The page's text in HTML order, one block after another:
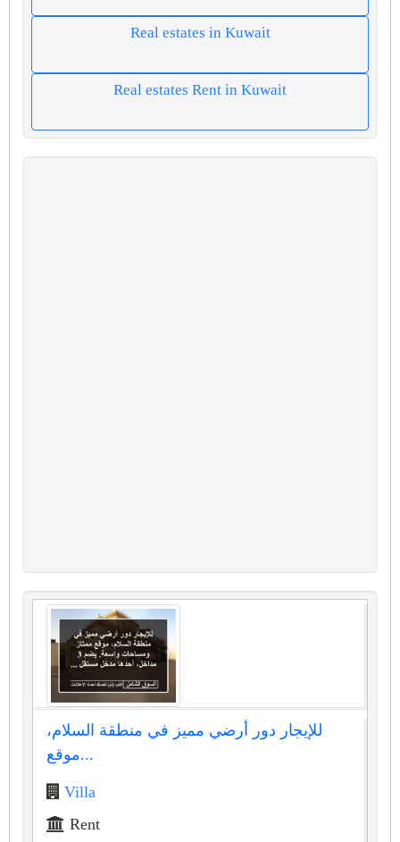
Real estates in Kuwait
Real estates Rent in Kuwait
للإيجار دور أرضي مميز في منطقة السلام،
موقع...
Villa
Rent